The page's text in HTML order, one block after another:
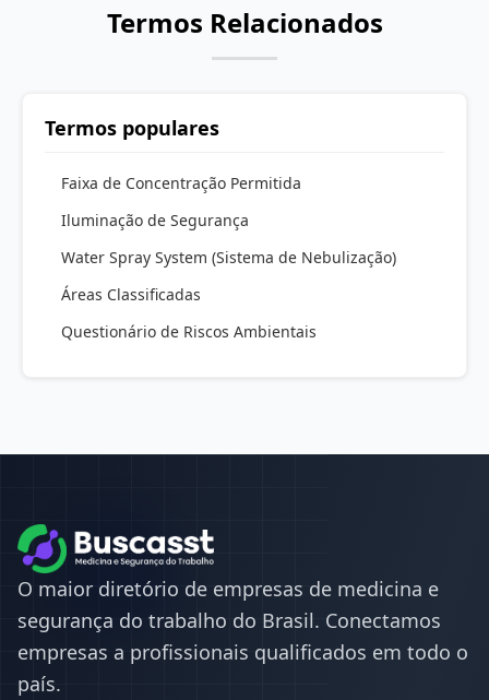
Termos Relacionados
Termos populares
Faixa de Concentração Permitida
Iluminação de Segurança
Water Spray System (Sistema de Nebulização)
Áreas Classificadas
Questionário de Riscos Ambientais
O maior diretório de empresas de medicina e
segurança do trabalho do Brasil. Conectamos
empresas a profissionais qualificados em todo o
país.